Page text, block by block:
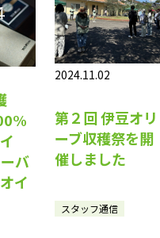
バ
イ
2024.11.02
第２回 伊豆オリ
ーブ収穫祭を開
催しました
スタッフ通信